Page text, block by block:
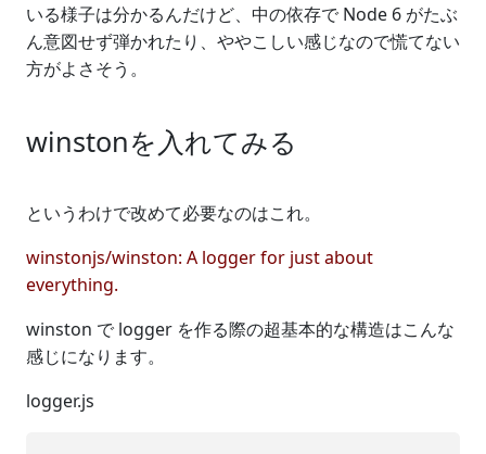
いる様子は分かるんだけど、中の依存で Node 6 がたぶ
ん意図せず弾かれたり、ややこしい感じなので慌てない
方がよさそう。
winstonを入れてみる
というわけで改めて必要なのはこれ。
winstonjs/winston: A logger for just about
everything.
winston で logger を作る際の超基本的な構造はこんな
感じになります。
logger.js